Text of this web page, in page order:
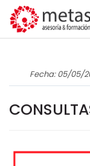
Fecha: 05/05/